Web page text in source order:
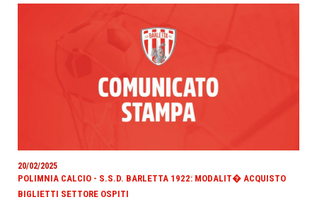
20/02/2025
POLIMNIA CALCIO - S.S.D. BARLETTA 1922: MODALIT� ACQUISTO
BIGLIETTI SETTORE OSPITI